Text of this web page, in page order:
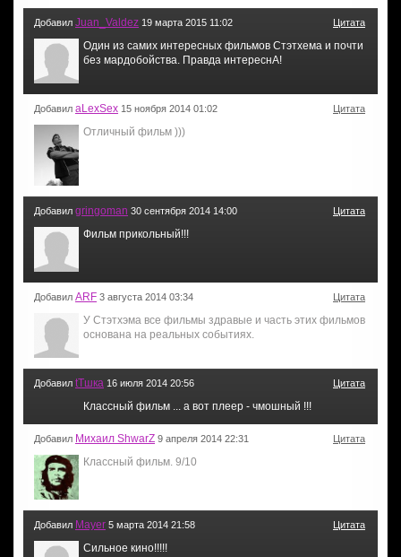
Добавил Juan_Valdez 19 марта 2015 11:02 Цитата
Один из самих интересных фильмов Стэтхема и почти
без мардобойства. Правда интереснА!
Добавил aLexSex 15 ноября 2014 01:02 Цитата
Отличный фильм )))
Добавил gringoman 30 сентября 2014 14:00 Цитата
Фильм прикольный!!!
Добавил ARF 3 августа 2014 03:34 Цитата
У Стэтхэма все фильмы здравые и часть этих фильмов
основана на реальных событиях.
Добавил tTшка 16 июля 2014 20:56 Цитата
Классный фильм ... а вот плеер - чмошный !!!
Добавил Михаил ShwarZ 9 апреля 2014 22:31 Цитата
Классный фильм. 9/10
Добавил Mayer 5 марта 2014 21:58 Цитата
Сильное кино!!!!!